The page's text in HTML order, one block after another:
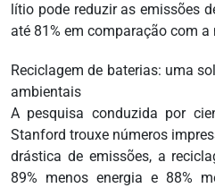
lítio pode reduzir as emissões
até 81% em comparação com
Reciclagem de baterias: uma
ambientais
A pesquisa conduzida por
Stanford trouxe números
drástica de emissões, a
89% menos energia e 88%